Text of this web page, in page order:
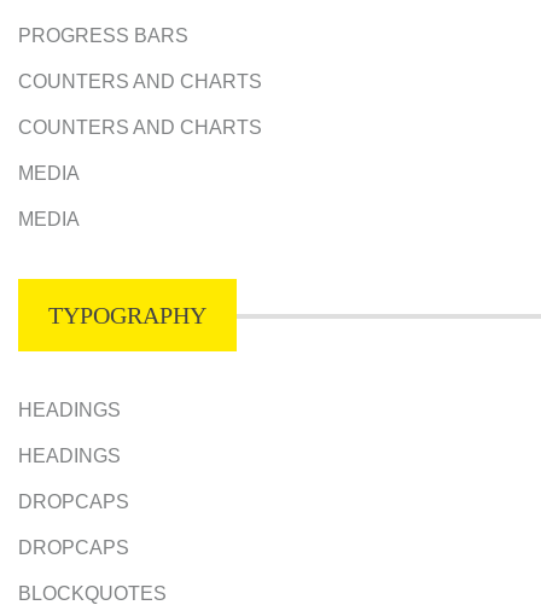
PROGRESS BARS
COUNTERS AND CHARTS
COUNTERS AND CHARTS
MEDIA
MEDIA
TYPOGRAPHY
HEADINGS
HEADINGS
DROPCAPS
DROPCAPS
BLOCKQUOTES